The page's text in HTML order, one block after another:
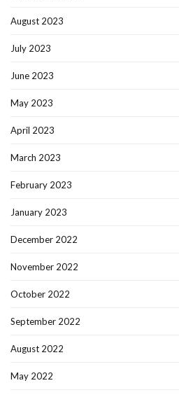
August 2023
July 2023
June 2023
May 2023
April 2023
March 2023
February 2023
January 2023
December 2022
November 2022
October 2022
September 2022
August 2022
May 2022